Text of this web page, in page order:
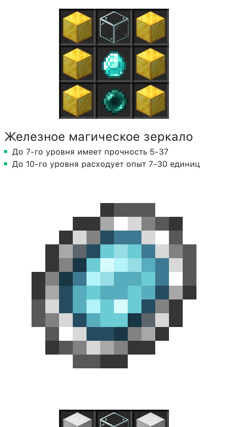
Железное магическое зеркало
До 7-го уровня имеет прочность 5-37
До 10-го уровня расходует опыт 7-30 единиц